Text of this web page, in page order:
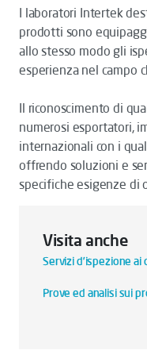
I laboratori Intertek
prodotti sono
allo stesso modo gli
esperienza nel campo
Il riconoscimento di
numerosi esportatori,
internazionali con i
offrendo soluzioni e
specifiche esigenze di
Visita anche
Servizi d’ispezione ai
Prove ed analisi sui